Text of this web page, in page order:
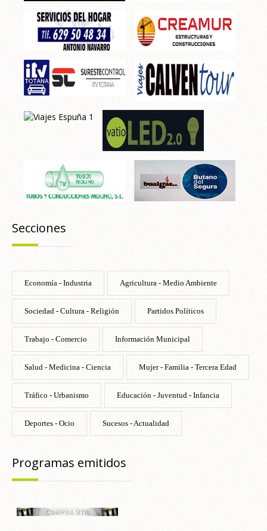
Secciones
Economía - Industria Agricultura - Medio Ambiente
Sociedad - Cultura - Religión Partidos Políticos
Trabajo - Comercio Información Municipal
Salud - Medicina - Ciencia Mujer - Familia - Tercera Edad
Tráfico - Urbanismo Educación - Juventud - Infancia
Deportes - Ocio Sucesos - Actualidad
Programas emitidos